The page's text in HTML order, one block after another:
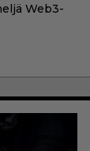
Web3-